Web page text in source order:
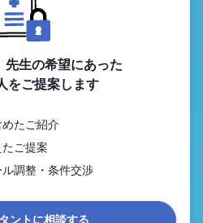
先生の希望にあった
をご提案します
たご紹介
ご提案
調整・条件交渉
ントに相談する